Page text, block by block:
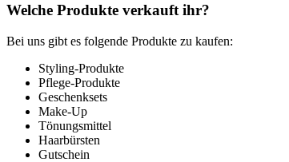
Welche Produkte verkauft ihr?
Bei uns gibt es folgende Produkte zu kaufen:
Styling-Produkte
Pflege-Produkte
Geschenksets
Make-Up
Tönungsmittel
Haarbürsten
Gutschein